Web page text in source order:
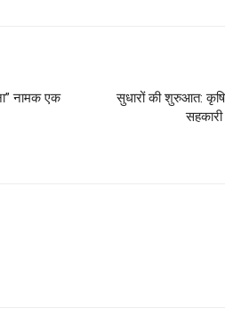
नामक एक
सुधारों की शुरुआत: